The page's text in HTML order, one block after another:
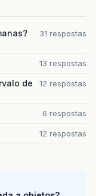
31 respostas
13 respostas
de
12 respostas
6 respostas
12 respostas